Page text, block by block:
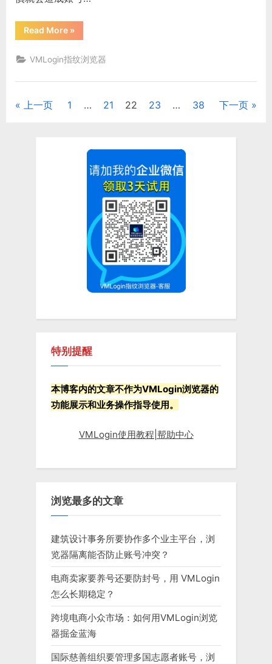
的
影
Read More“造
成
马
逊
号
的
吗？”
»
VMLogin指纹浏览器
文上一页 1 … 21 22 23 … 38 下一页
特别提醒
本博客内的文章不作为VMLogin浏览器的
功能展示和业务操作指导使用。
VMLogin使用教程|帮助中心
浏览最多的文章
建筑设计事务所要协作多个业主平台，浏
览器隔离能否防止账号冲突？
电商卖家要养号还要防封号，用 VMLogin
怎么长期稳定？
跨境电商小众市场：如何用VMLogin浏览
器掘金蓝海
国际慈善组织要管理多国志愿者账号，浏